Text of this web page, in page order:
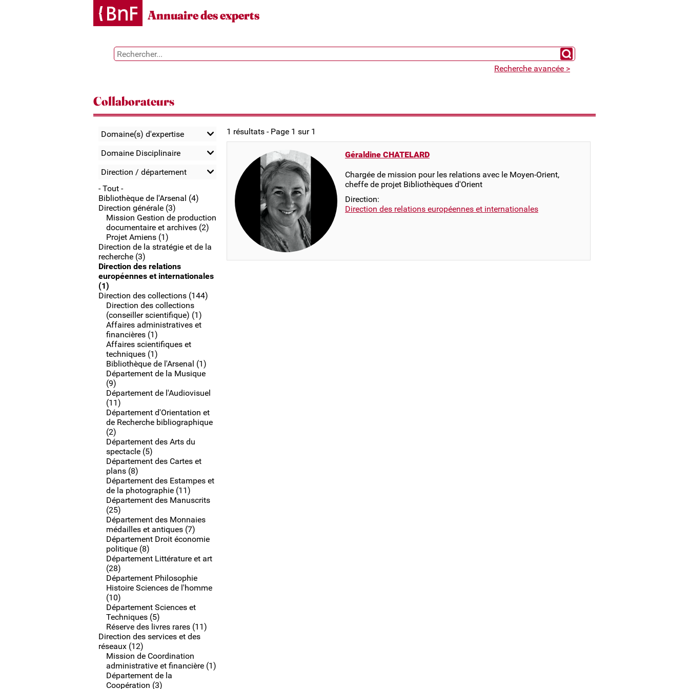
Annuaire des experts
Chercher un expert
Recherche avancée >
Collaborateurs
Domaine(s) d'expertise
Domaine Disciplinaire
Direction / département
- Tout -
Bibliothèque de l'Arsenal (4)
Direction générale (3)
Mission Gestion de production
documentaire et archives (2)
Projet Amiens (1)
Direction de la stratégie et de la
recherche (3)
Direction des relations
européennes et internationales
(1)
Direction des collections (144)
Direction des collections
(conseiller scientifique) (1)
Affaires administratives et
financières (1)
Affaires scientifiques et
techniques (1)
Bibliothèque de l'Arsenal (1)
Département de la Musique
(9)
Département de l'Audiovisuel
(11)
Département d'Orientation et
de Recherche bibliographique
(2)
Département des Arts du
spectacle (5)
Département des Cartes et
plans (8)
Département des Estampes et
de la photographie (11)
Département des Manuscrits
(25)
Département des Monnaies
médailles et antiques (7)
Département Droit économie
politique (8)
Département Littérature et art
(28)
Département Philosophie
Histoire Sciences de l'homme
(10)
Département Sciences et
Techniques (5)
Réserve des livres rares (11)
Direction des services et des
réseaux (12)
Mission de Coordination
administrative et financière (1)
Département de la
Coopération (3)
1 résultats - Page 1 sur 1
Géraldine CHATELARD
Chargée de mission pour les relations avec le Moyen-Orient,
cheffe de projet Bibliothèques d'Orient
Direction:
Direction des relations européennes et internationales